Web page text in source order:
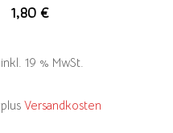
1,80€
inkl. 19 % MwSt.
plusVersandkosten